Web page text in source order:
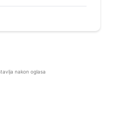
nakon oglasa